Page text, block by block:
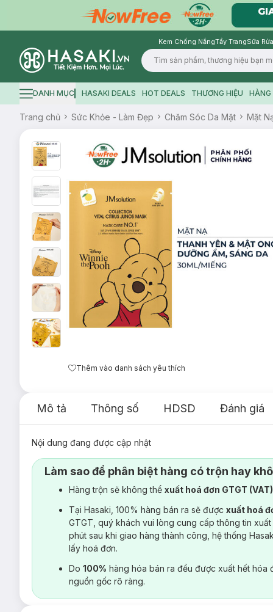
Kem Chống NắngTẩy TrangSữa
Logo
Hamburger icon
DANH MỤC HASAKI DEALS HOT DEALS THƯƠNG HIỆU HÀNG
Trang chủ Sức Khỏe - Làm Đẹp Chăm Sóc Da Mặt Mặt
Thêm vào danh sách yêu thích
Mô tả Thông số HDSD Đánh giá
Nội dung đang được cập nhật
Làm sao để phân biệt hàng có trộn hay
Hàng trộn sẽ không thể xuất hoá đơn GTGT
Tại Hasaki, 100% hàng bán ra sẽ được xuất hoá
GTGT, quý khách vui lòng cung cấp thông tin
phút sau khi giao hàng thành công, hệ thống
lấy hoá đơn.
Do 100% hàng hóa bán ra đều được xuất hết hóa
nguồn gốc rõ ràng.